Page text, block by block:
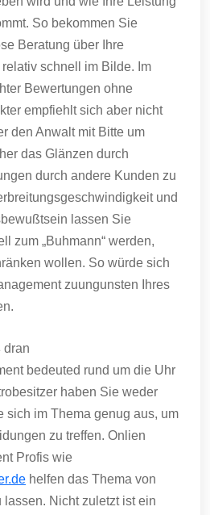
So bekommen Sie
Beratung über Ihre
schnell im Bilde. Im
Bewertungen ohne
empfiehlt sich aber nicht
den Anwalt mit Bitte um
das Glänzen durch
durch andere Kunden zu
und
lassen Sie
zum „Buhmann“ werden,
wollen. So würde sich
zuungunsten Ihres
dran
bedeuted rund um die Uhr
haben Sie weder
sich im Thema genug aus, um
zu treffen. Onlien
Profis wie
helfen das Thema von
lassen. Nicht zuletzt ist ein